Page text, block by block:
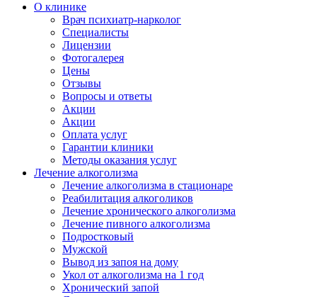
О клинике
Врач психиатр-нарколог
Специалисты
Лицензии
Фотогалерея
Цены
Отзывы
Вопросы и ответы
Акции
Акции
Оплата услуг
Гарантии клиники
Методы оказания услуг
Лечение алкоголизма
Лечение алкоголизма в стационаре
Реабилитация алкоголиков
Лечение хронического алкоголизма
Лечение пивного алкоголизма
Подростковый
Мужской
Вывод из запоя на дому
Укол от алкоголизма на 1 год
Хронический запой